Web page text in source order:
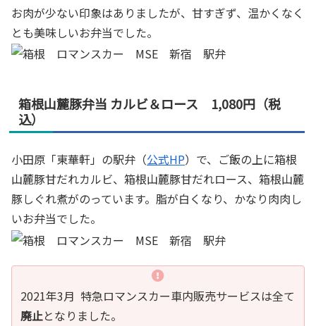
お肉が少ない印象はありましたが、甘すぎず、温かくなく
とも美味しいお弁当でした。
箱根山麓豚弁当 カルビ＆ロース 1,080円（税
込）
小田原「東華軒」の駅弁（公式HP）で、ご飯の上に箱根
山麓豚甘だれカルビ、箱根山麓豚甘だれロース、箱根山麓
豚しぐれ煮がのっています。脂が白くなり、かなり肉肉し
いお弁当でした。
2021年3月 特急ロマンスカー車内販売サービスは全て
廃止となりました。